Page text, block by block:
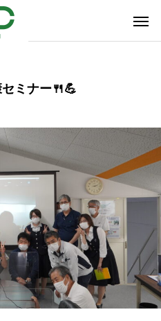
セミナー🍴💪